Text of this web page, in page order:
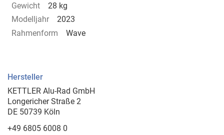
Gewicht
28 kg
Modelljahr
2023
Rahmenform
Wave
Hersteller
KETTLER Alu-Rad GmbH
Longericher Straße 2
DE 50739 Köln
+49 6805 6008 0